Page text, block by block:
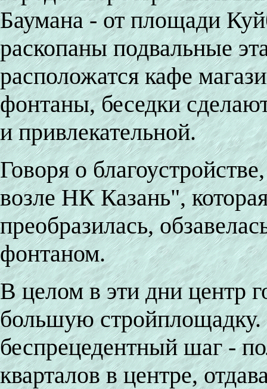
Баумана - от площади
раскопаны подвальные
расположатся кафе
фонтаны, беседки
и привлекательной.
Говоря о
возле НК Казань",
преобразилась,
фонтаном.
В целом в эти дни центр
большую
беспрецедентный шаг -
кварталов в центре,